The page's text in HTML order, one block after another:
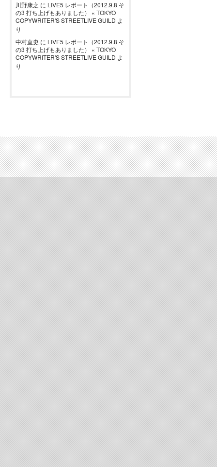
川野康之 に LIVE5 レポート（2012.9.8 そ
の3 打ち上げもありました） « TOKYO
COPYWRITER'S STREETLIVE GUILD よ
り
中村直史 に LIVE5 レポート（2012.9.8 そ
の3 打ち上げもありました） « TOKYO
COPYWRITER'S STREETLIVE GUILD よ
り